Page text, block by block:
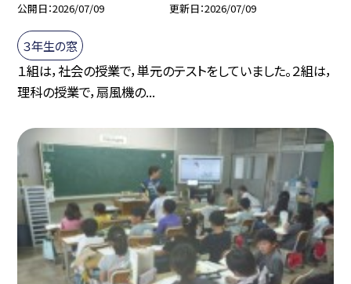
公開日 2026/07/09 更新日 2026/07/09
３年生の窓
１組は，社会の授業で，単元のテストをしていました。２組は，
理科の授業で，扇風機の...